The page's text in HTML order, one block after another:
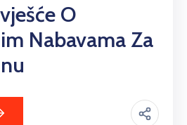
O
Nabavama Za